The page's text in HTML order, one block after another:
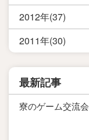
2012年(37)
2011年(30)
最新記事
寮のゲーム交流会